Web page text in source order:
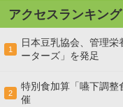
アクセスランキング
1
日本豆乳協会、管理
ーターズ」を発足
2
特別食加算「嚥下調整
催